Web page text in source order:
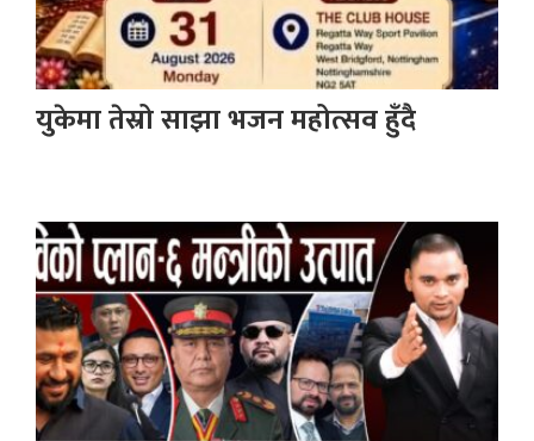
युकेमा तेस्रो साझा भजन महोत्सव हुँदै